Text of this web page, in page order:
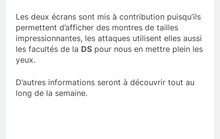
Les deux écrans sont mis à contribution puisqu’ils
permettent d’afficher des montres de tailles
impressionnantes, les attaques utilisent elles aussi
les facultés de la DS pour nous en mettre plein les
yeux.
D’autres informations seront à découvrir tout au
long de la semaine.